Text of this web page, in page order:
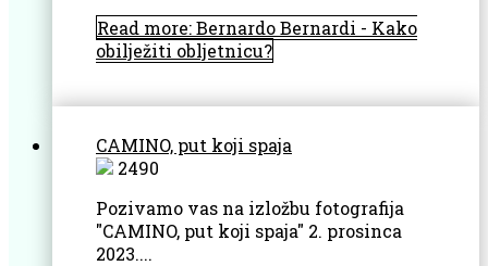
Read more: Bernardo Bernardi - Kako
obilježiti obljetnicu?
CAMINO, put koji spaja
2490
Pozivamo vas na izložbu fotografija
"CAMINO, put koji spaja" 2. prosinca
2023....